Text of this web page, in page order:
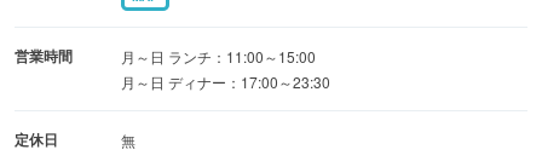
営業時間
月～日 ランチ：11:00～15:00
月～日 ディナー：17:00～23:30
定休日 無